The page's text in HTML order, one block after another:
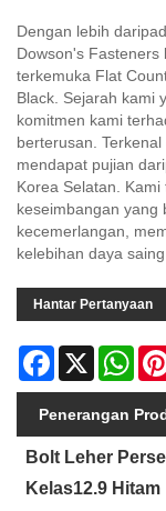
Dengan lebih
Dowson's
terkemuka Flat
Black. Sejarah kami
komitmen kami
berterusan.
mendapat pujian
Korea Selatan.
keseimbangan yang
kecemerlangan,
kelebihan daya
Hantar Pertanyaan
Facebook
X
Penerangan
Bolt Leher
Kelas12.9 Hitam